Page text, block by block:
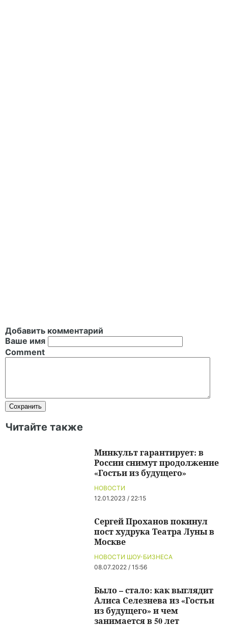
Добавить комментарий
Ваше имя
Comment
Читайте также
НОВОСТИ
12.01.2023 / 22:15
Минкульт гарантирует: в
России снимут продолжение
«Гостьи из будущего»
НОВОСТИ ШОУ-БИЗНЕСА
08.07.2022 / 15:56
Сергей Проханов покинул
пост худрука Театра Луны в
Москве
Было – стало: как выглядит
Алиса Селезнева из «Гостьи
из будущего» и чем
занимается в 50 лет